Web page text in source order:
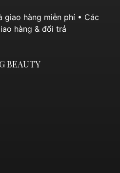
giao hàng miễn phí • Các
hàng & đổi trả
BEAUTY